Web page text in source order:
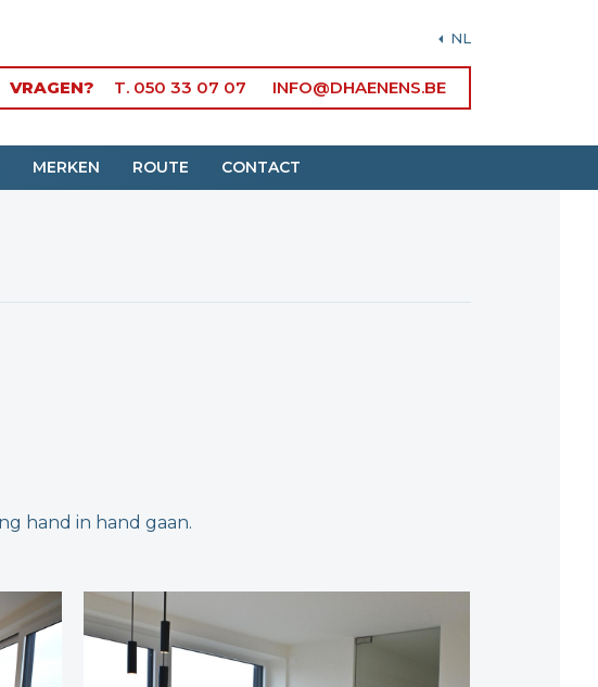
NL
VRAGEN? T. 050 33 07 07 INFO@DHAENENS.BE
MERKEN ROUTE CONTACT
hand in hand gaan.